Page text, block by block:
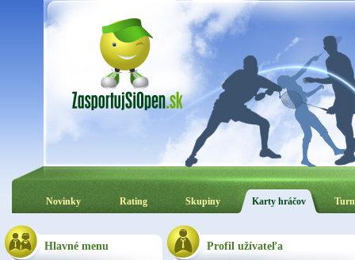
Novinky Rating Skupiny Karty hráčov
Hlavné menu Profil užívateľa